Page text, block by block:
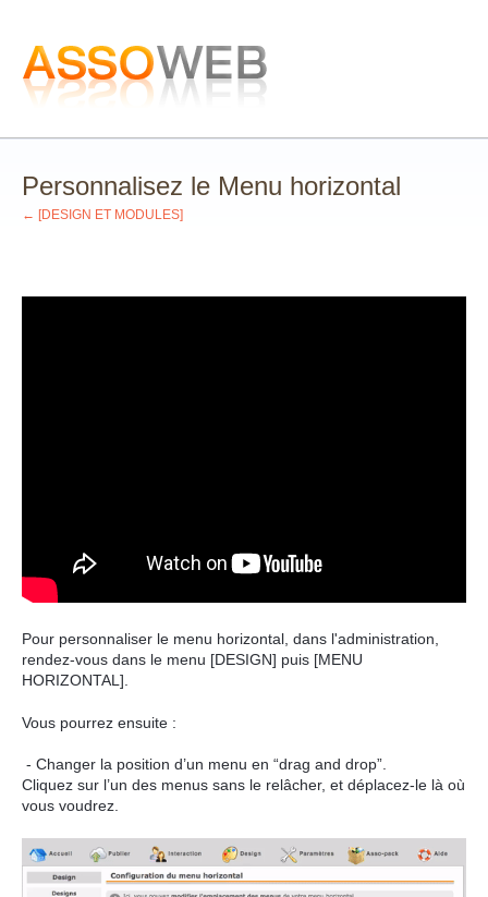
Personnalisez le Menu horizontal
← [DESIGN ET MODULES]
Pour personnaliser le menu horizontal, dans l'administration,
rendez-vous dans le menu [DESIGN] puis [MENU
HORIZONTAL].
Vous pourrez ensuite :
- Changer la position d’un menu en “drag and drop”.
Cliquez sur l’un des menus sans le relâcher, et déplacez-le là où
vous voudrez.